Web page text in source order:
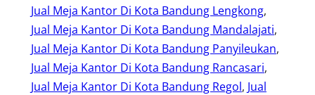
Jual Meja Kantor Di Kota Bandung Lengkong
Jual Meja Kantor Di Kota Bandung Mandalajati
Jual Meja Kantor Di Kota Bandung Panyileukan
Jual Meja Kantor Di Kota Bandung Rancasari
Jual Meja Kantor Di Kota Bandung Regol, Jual